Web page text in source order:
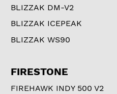
BLIZZAK DM-V2
BLIZZAK ICEPEAK
BLIZZAK WS90
FIRESTONE
FIREHAWK INDY 500 V2